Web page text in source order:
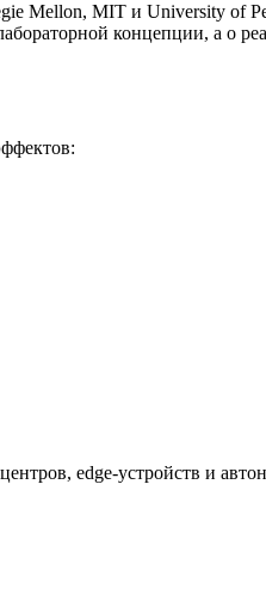
Mellon, MIT и University of
концепции, а о
edge-устройств и